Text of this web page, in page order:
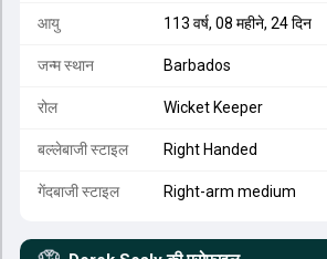
आयु 113 वर्ष, 08 महीने, 24 दिन
जन्म स्थान Barbados
रोल Wicket Keeper
बल्लेबाजी स्टाइल Right Handed
गेंदबाजी स्टाइल Right-arm medium